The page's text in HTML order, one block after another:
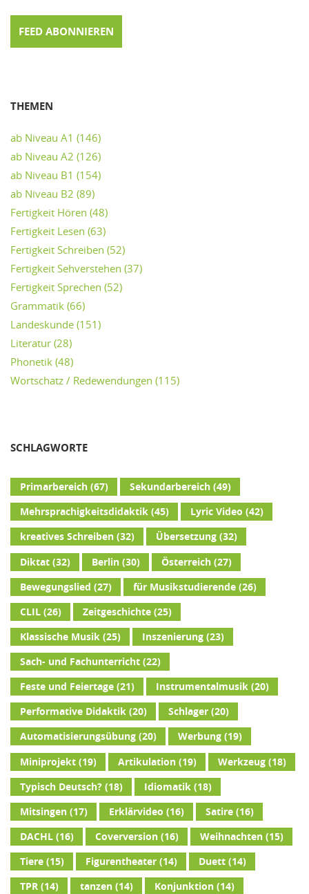
FEED ABONNIEREN
THEMEN
ab Niveau A1 (146)
ab Niveau A2 (126)
ab Niveau B1 (154)
ab Niveau B2 (89)
Fertigkeit Hören (48)
Fertigkeit Lesen (63)
Fertigkeit Schreiben (52)
Fertigkeit Sehverstehen (37)
Fertigkeit Sprechen (52)
Grammatik (66)
Landeskunde (151)
Literatur (28)
Phonetik (48)
Wortschatz / Redewendungen (115)
SCHLAGWORTE
Primarbereich(67) Sekundarbereich(49)
Mehrsprachigkeitsdidaktik(45) Lyric Video (42)
kreatives Schreiben(32) Übersetzung(32)
Diktat(32) Berlin(30) Österreich(27)
Bewegungslied (27) für Musikstudierende(26)
CLIL(26) Zeitgeschichte(25)
Klassische Musik(25) Inszenierung(23)
Sach- und Fachunterricht(22)
Feste und Feiertage(21) Instrumentalmusik(20)
Performative Didaktik(20) Schlager(20)
Automatisierungsübung(20) Werbung(19)
Miniprojekt(19) Artikulation(19) Werkzeug(18)
Typisch Deutsch?(18) Idiomatik(18)
Mitsingen(17) Erklärvideo (16) Satire(16)
DACHL(16) Coverversion(16) Weihnachten(15)
Tiere(15) Figurentheater(14) Duett(14)
TPR(14) tanzen(14) Konjunktion(14)